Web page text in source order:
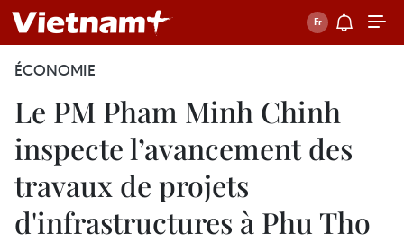
ÉCONOMIE
Le PM Pham Minh Chinh
inspecte l’avancement des
travaux de projets
d'infrastructures à Phu Tho